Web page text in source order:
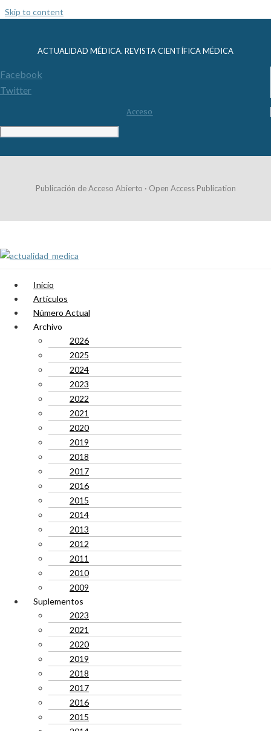
Skip to content
ACTUALIDAD MÉDICA. REVISTA CIENTÍFICA MÉDICA
Facebook
Twitter
Acceso
Publicación de Acceso Abierto · Open Access Publication
Inicio
Artículos
Número Actual
Archivo
2026
2025
2024
2023
2022
2021
2020
2019
2018
2017
2016
2015
2014
2013
2012
2011
2010
2009
Suplementos
2023
2021
2020
2019
2018
2017
2016
2015